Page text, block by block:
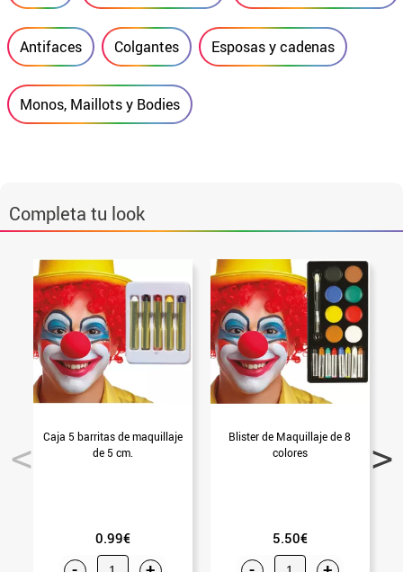
Antifaces Colgantes Esposas y cadenas
Monos, Maillots y Bodies
Completa tu look
Caja 5 barritas de maquillaje
de 5 cm.
0.99€
Blister de Maquillaje de 8
colores
5.50€